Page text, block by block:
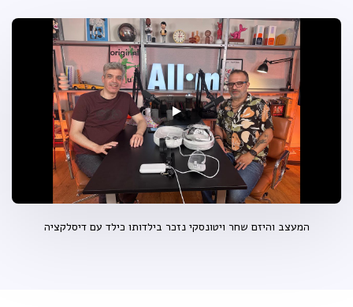
המעצב והיזם שחר ויטונסקי נזכר בילדותו כילד עם דיסלקציה